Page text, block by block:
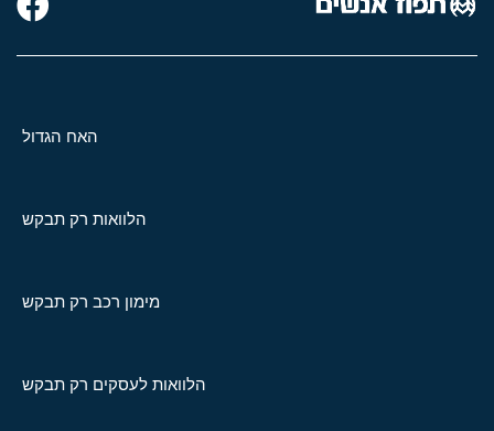
האח הגדול
הלוואות רק תבקש
מימון רכב רק תבקש
הלוואות לעסקים רק תבקש